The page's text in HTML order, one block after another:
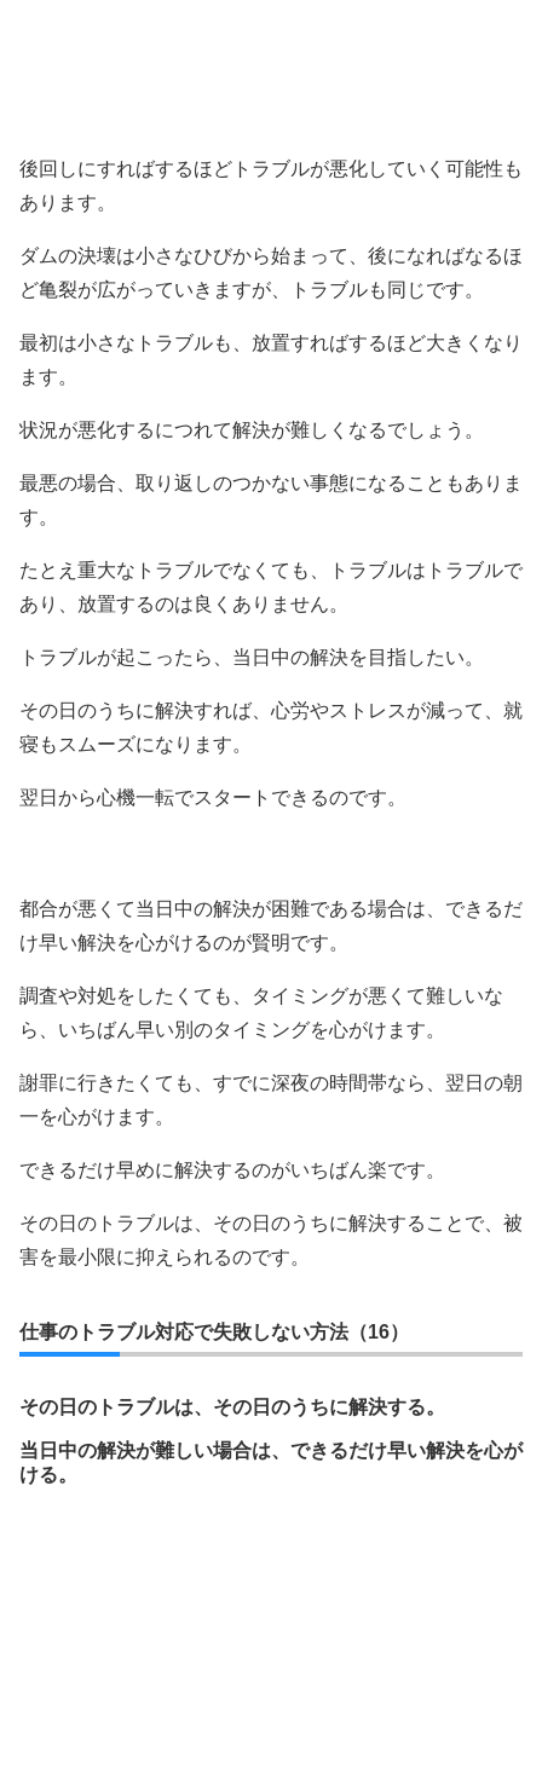
後回しにすればするほどトラブルが悪化していく可能性も
あります。
ダムの決壊は小さなひびから始まって、後になればなるほ
ど亀裂が広がっていきますが、トラブルも同じです。
最初は小さなトラブルも、放置すればするほど大きくなり
ます。
状況が悪化するにつれて解決が難しくなるでしょう。
最悪の場合、取り返しのつかない事態になることもありま
す。
たとえ重大なトラブルでなくても、トラブルはトラブルで
あり、放置するのは良くありません。
トラブルが起こったら、当日中の解決を目指したい。
その日のうちに解決すれば、心労やストレスが減って、就
寝もスムーズになります。
翌日から心機一転でスタートできるのです。
都合が悪くて当日中の解決が困難である場合は、できるだ
け早い解決を心がけるのが賢明です。
調査や対処をしたくても、タイミングが悪くて難しいな
ら、いちばん早い別のタイミングを心がけます。
謝罪に行きたくても、すでに深夜の時間帯なら、翌日の朝
一を心がけます。
できるだけ早めに解決するのがいちばん楽です。
その日のトラブルは、その日のうちに解決することで、被
害を最小限に抑えられるのです。
仕事のトラブル対応で失敗しない方法（16）
その日のトラブルは、その日のうちに解決する。
当日中の解決が難しい場合は、できるだけ早い解決を心が
ける。